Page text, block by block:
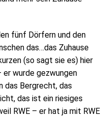
fünf Dörfern und den
das…das Zuhause
(so sagt sie es) hier
er wurde gezwungen
das Bergrecht, das
das ist ein riesiges
RWE – er hat ja mit RWE